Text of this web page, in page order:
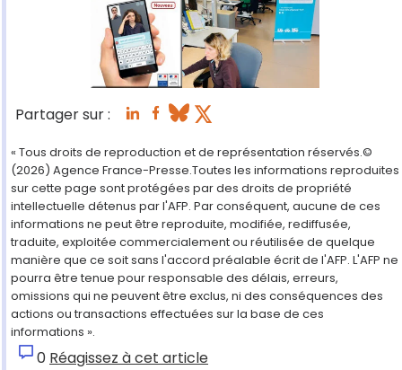
Partager sur :
« Tous droits de reproduction et de représentation réservés.©
(2026) Agence France-Presse.Toutes les informations reproduites
sur cette page sont protégées par des droits de propriété
intellectuelle détenus par l'AFP. Par conséquent, aucune de ces
informations ne peut être reproduite, modifiée, rediffusée,
traduite, exploitée commercialement ou réutilisée de quelque
manière que ce soit sans l'accord préalable écrit de l'AFP. L'AFP ne
pourra être tenue pour responsable des délais, erreurs,
omissions qui ne peuvent être exclus, ni des conséquences des
actions ou transactions effectuées sur la base de ces
informations ».
0 Réagissez à cet article